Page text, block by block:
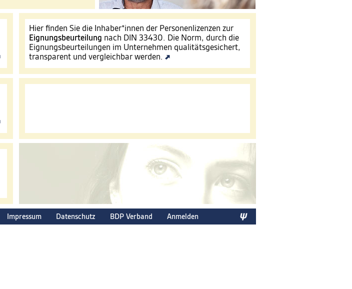
Hier finden Sie die Inhaber*innen der Personenlizenzen zur
Eignungsbeurteilung nach DIN 33430. Die Norm, durch die
Eignungsbeurteilungen im Unternehmen qualitätsgesichert,
transparent und vergleichbar werden.
Impressum Datenschutz BDP Verband Anmelden